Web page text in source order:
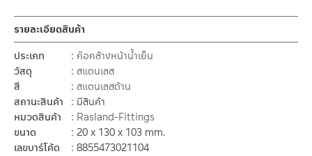
รายละเอียดสินค้า
ประเภท
ก๊อกล้างหน้าน้ำเย็น
วัสดุ
สแตนเลส
สี
สแตนเลสด้าน
สถานะสินค้า
มีสินค้า
หมวดสินค้า
Rasland-Fittings
ขนาด
20 x 130 x 103 mm.
เลขบาร์โค้ด
8855473021104